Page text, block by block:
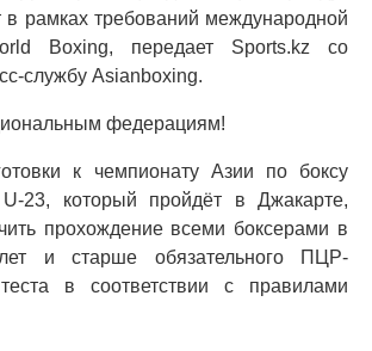
в рамках требований международной
Boxing, передает Sports.kz со
службу Asianboxing.
федерациям!
к чемпионату Азии по боксу
23, который пройдёт в Джакарте,
прохождение всеми боксерами в
и старше обязательного ПЦР-
теста в соответствии с правилами